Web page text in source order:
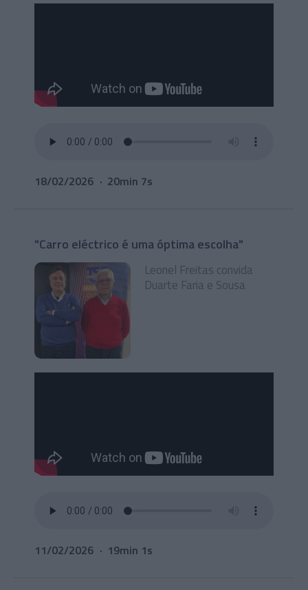
18/02/2026 20min 7s
"Carro eléctrico é uma óptima escolha"
Leonel Freitas convida
Duarte Faria e Sousa
11/02/2026 19min 1s